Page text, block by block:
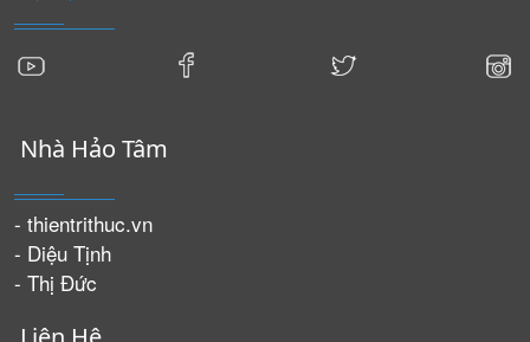
Nhà Hảo Tâm
- thientrithuc.vn
- Diệu Tịnh
- Thị Đức